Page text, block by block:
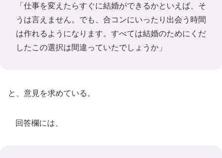
「仕事を変えたらすぐに結婚ができるかといえば、そ
うは言えません。でも、合コンにいったり出会う時間
は作れるようになります。すべては結婚のためにくだ
したこの選択は間違っていたでしょうか」
と、意見を求めている。
回答欄には、